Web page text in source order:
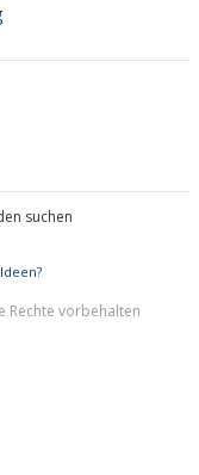
suchen
Rechte vorbehalten